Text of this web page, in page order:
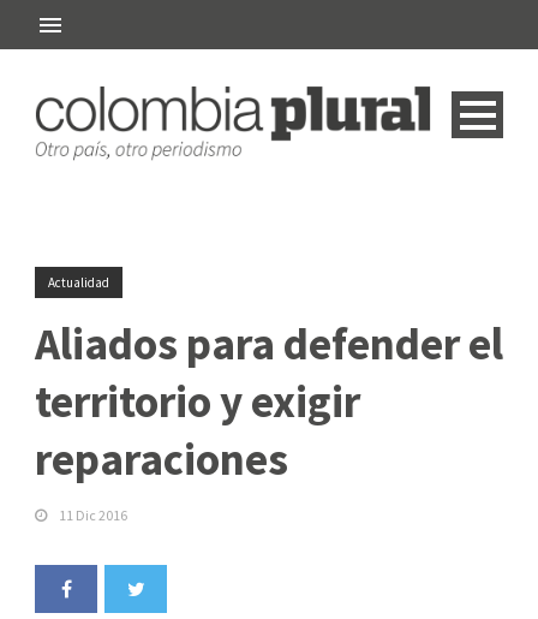
Actualidad
Aliados para defender el
territorio y exigir
reparaciones
11 Dic 2016